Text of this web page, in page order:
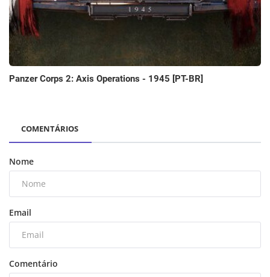
Panzer Corps 2: Axis Operations - 1945 [PT-BR]
COMENTÁRIOS
Nome
Email
Comentário